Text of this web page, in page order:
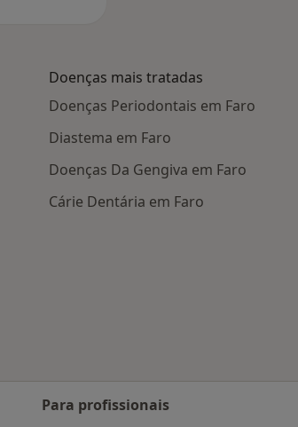
Doenças mais tratadas
Doenças Periodontais em Faro
Diastema em Faro
Doenças Da Gengiva em Faro
Cárie Dentária em Faro
Para profissionais